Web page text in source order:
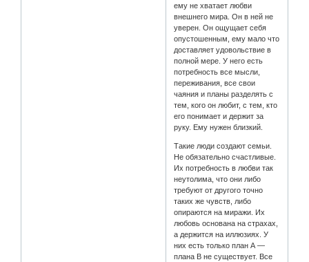
ему не хватает любви
внешнего мира. Он в ней не
уверен. Он ощущает себя
опустошенным, ему мало что
доставляет удовольствие в
полной мере. У него есть
потребность все мысли,
переживания, все свои
чаяния и планы разделять с
тем, кого он любит, с тем, кто
его понимает и держит за
руку. Ему нужен близкий.
Такие люди создают семьи.
Не обязательно счастливые.
Их потребность в любви так
неутолима, что они либо
требуют от другого точно
таких же чувств, либо
опираются на миражи. Их
любовь основана на страхах,
а держится на иллюзиях. У
них есть только план А —
плана B не существует. Все